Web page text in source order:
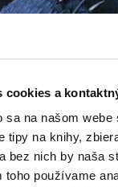
cookies a
sa na našom webe
tipy na knihy,
bez nich by naša
toho používame